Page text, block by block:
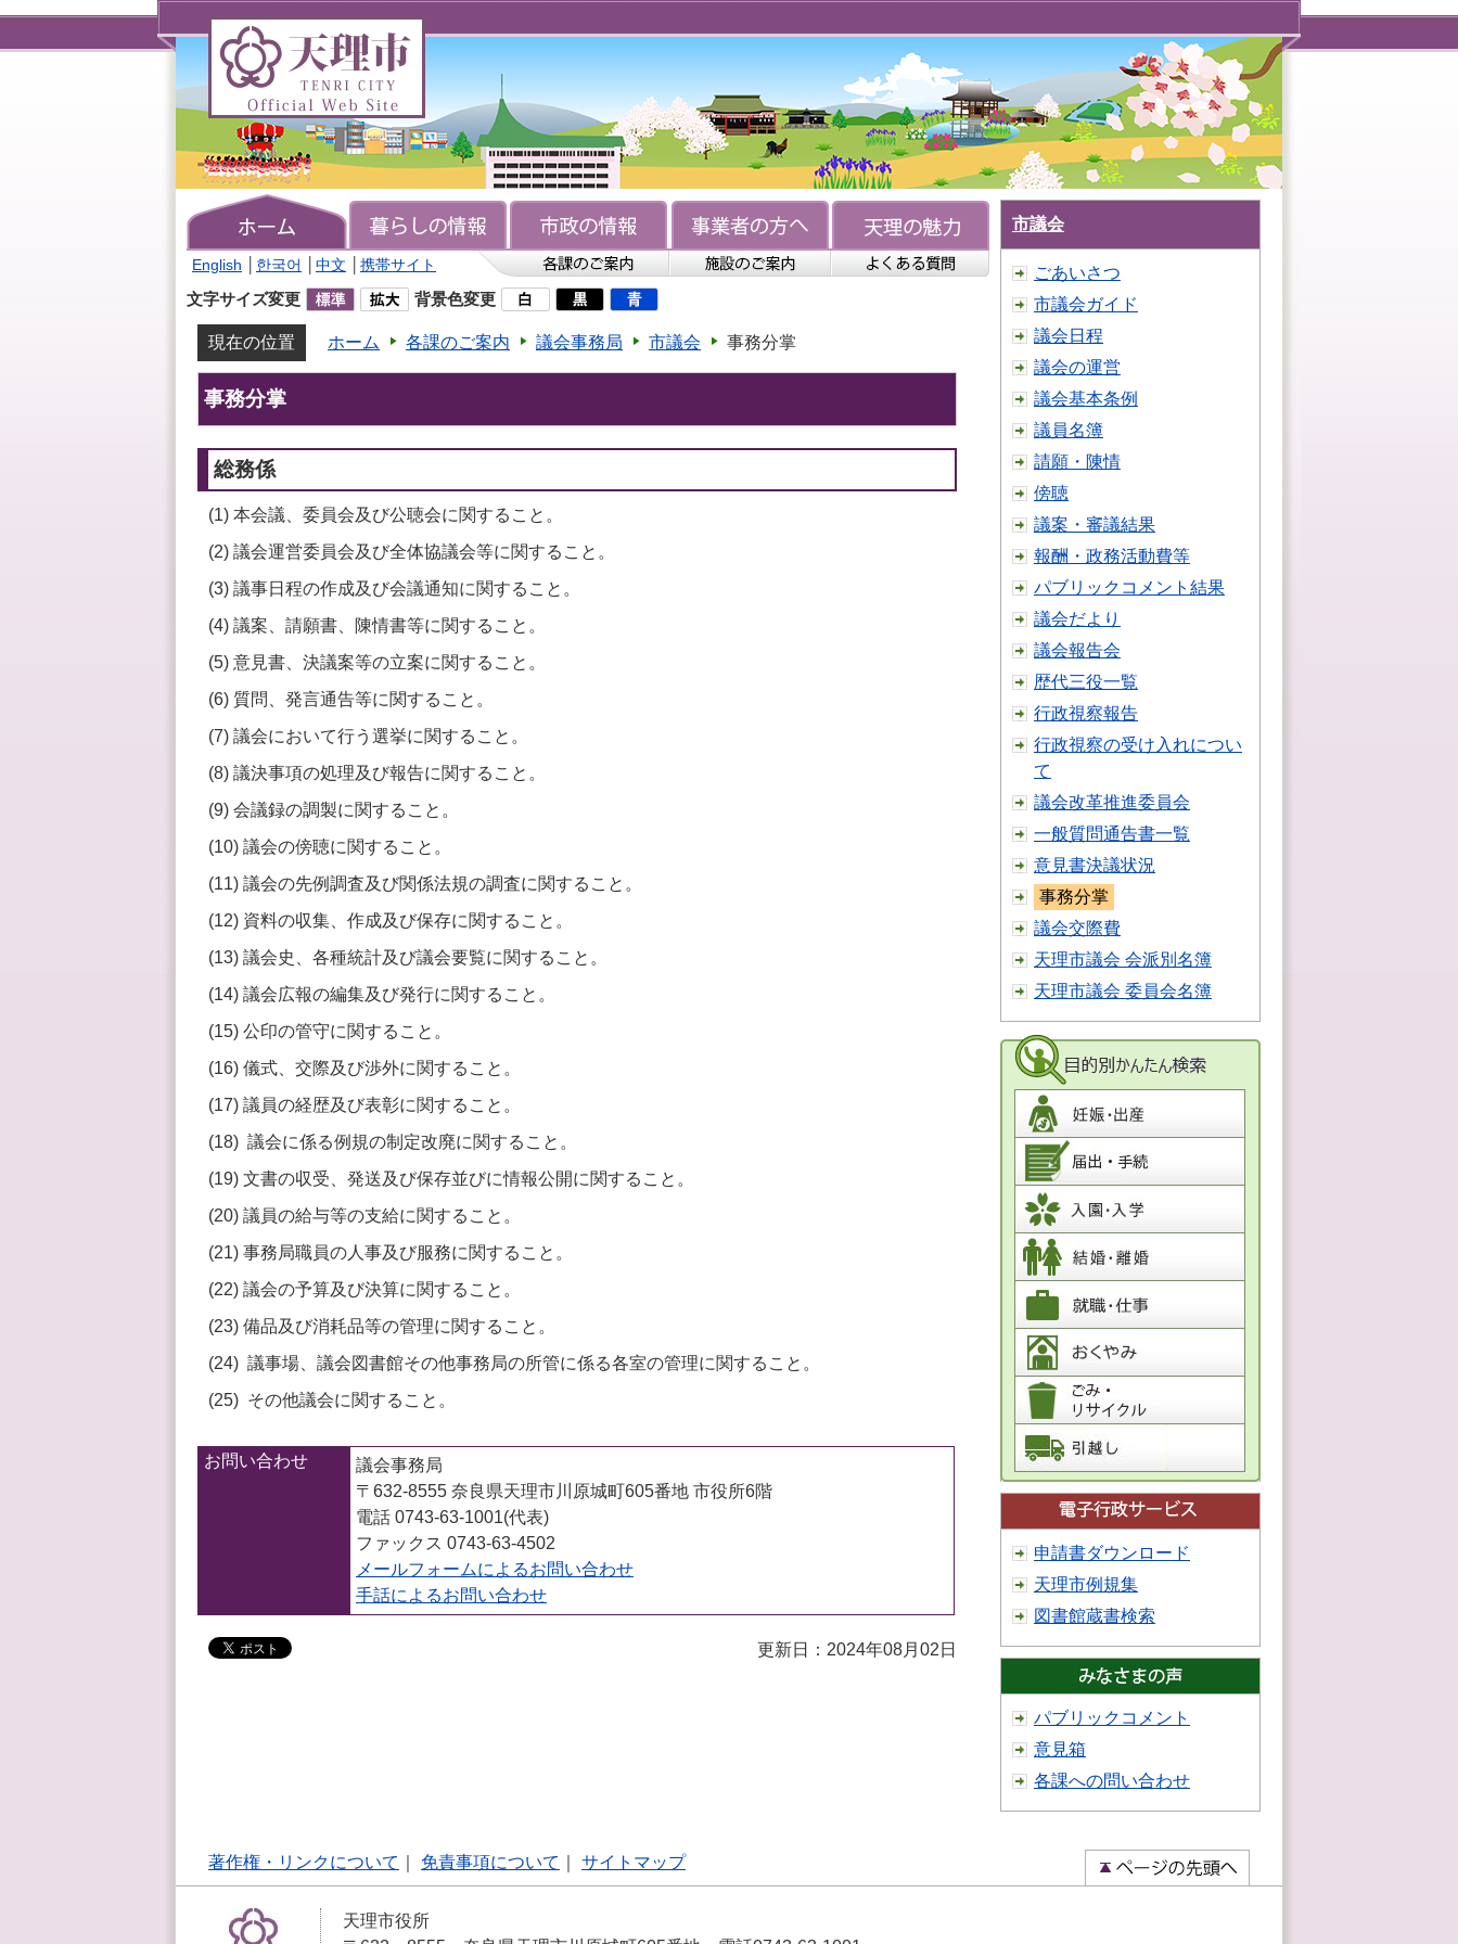
理
TENRI
Official
Site
English 한국어 中文 携帯サイト
文字サイズ変更 背景色変更
現在の位置 ホーム 各課のご案内 議会事務局 市議会 事務分掌
事務分掌
総務係
(1) 本会議、委員会及び公聴会に関すること。
(2) 議会運営委員会及び全体協議会等に関すること。
(3) 議事日程の作成及び会議通知に関すること。
(4) 議案、請願書、陳情書等に関すること。
(5) 意見書、決議案等の立案に関すること。
(6) 質問、発言通告等に関すること。
(7) 議会において行う選挙に関すること。
(8) 議決事項の処理及び報告に関すること。
(9) 会議録の調製に関すること。
(10) 議会の傍聴に関すること。
(11) 議会の先例調査及び関係法規の調査に関すること。
(12) 資料の収集、作成及び保存に関すること。
(13) 議会史、各種統計及び議会要覧に関すること。
(14) 議会広報の編集及び発行に関すること。
(15) 公印の管守に関すること。
(16) 儀式、交際及び渉外に関すること。
(17) 議員の経歴及び表彰に関すること。
(18) 議会に係る例規の制定改廃に関すること。
(19) 文書の収受、発送及び保存並びに情報公開に関すること。
(20) 議員の給与等の支給に関すること。
(21) 事務局職員の人事及び服務に関すること。
(22) 議会の予算及び決算に関すること。
(23) 備品及び消耗品等の管理に関すること。
(24) 議事場、議会図書館その他事務局の所管に係る各室の管理に関すること。
(25) その他議会に関すること。
お問い合わせ
議会事務局
〒632-8555 奈良県天理市川原城町605番地 市役所6階
電話 0743-63-1001(代表)
ファックス 0743-63-4502
メールフォームによるお問い合わせ
手話によるお問い合わせ
更新日：2024年08月02日
市議会
ごあいさつ
市議会ガイド
議会日程
議会の運営
議会基本条例
議員名簿
請願・陳情
傍聴
議案・審議結果
報酬・政務活動費等
パブリックコメント結果
議会だより
議会報告会
歴代三役一覧
行政視察報告
行政視察の受け入れについ
て
議会改革推進委員会
一般質問通告書一覧
意見書決議状況
事務分掌
議会交際費
天理市議会 会派別名簿
天理市議会 委員会名簿
申請書ダウンロード
天理市例規集
図書館蔵書検索
パブリックコメント
意見箱
各課への問い合わせ
著作権・リンクについて 免責事項について サイトマップ
天理市役所